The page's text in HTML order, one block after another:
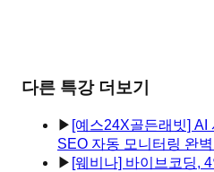
다른 특강 더보기
▶ [예스24X골든래빗] AI
SEO 자동 모니터링 완
▶ [웨비나] 바이브코딩,